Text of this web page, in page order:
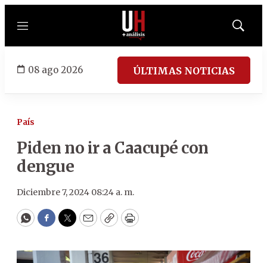
Menú
Mostrar
08 ago 2026 ÚLTIMAS NOTICIAS
País
Piden no ir a Caacupé con
dengue
Diciembre 7, 2024 08:24 a. m.
WhatsApp
Facebook
Twitter
EmailCopyPrint